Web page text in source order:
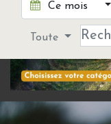
Ce mois
Toute